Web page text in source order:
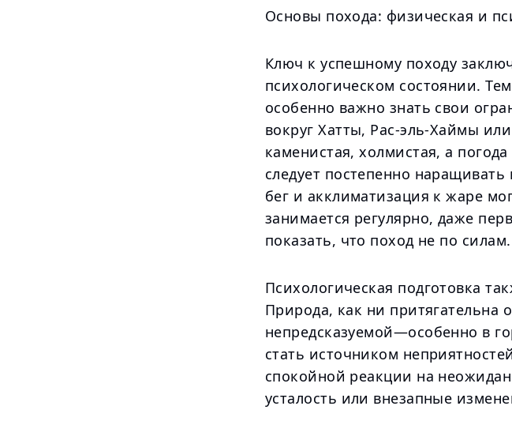
Основы похода: физическая и
Ключ к успешному походу
психологическом состоянии.
особенно важно знать свои
вокруг Хатты, Рас-эль-Хаймы
каменистая, холмистая, а
следует постепенно
бег и акклиматизация к жаре
занимается регулярно, даже
показать, что поход не по силам.
Психологическая подготовка
Природа, как ни
непредсказуемой—особенно в
стать источником
спокойной реакции на
усталость или внезапные